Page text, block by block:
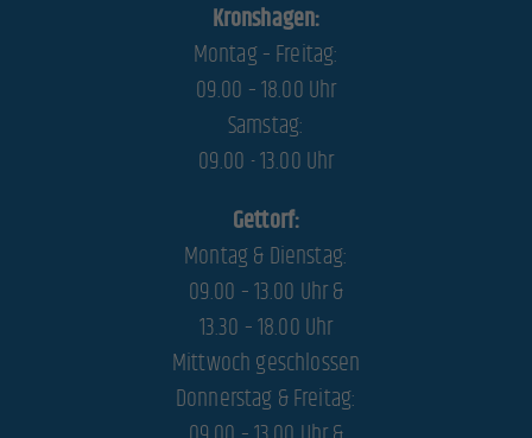
Kronshagen:
Montag – Freitag:
09.00 – 18.00 Uhr
Samstag:
09.00 - 13.00 Uhr
Gettorf:
Montag & Dienstag:
09.00 – 13.00 Uhr &
13.30 – 18.00 Uhr
Mittwoch geschlossen
Donnerstag & Freitag: